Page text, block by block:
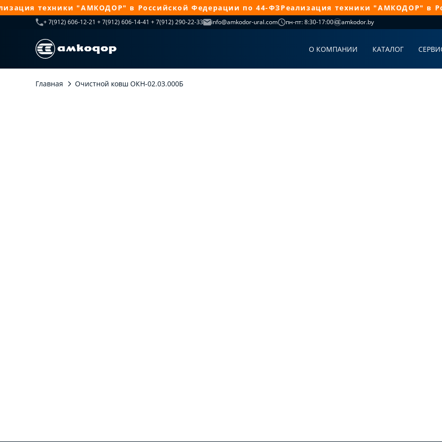
техники "АМКОДОР" в Российской Федерации по 44-ФЗРеализация техники "АМКОДОР" в
+ 7(912) 606-12-21 + 7(912) 606-14-41 + 7(912) 290-22-33 info@amkodor-ural.com пн-пт: 8:30-17:00 amkodor.by
О КОМПАНИИ КАТАЛОГ
Главная Очистной ковш ОКН-02.03.000Б